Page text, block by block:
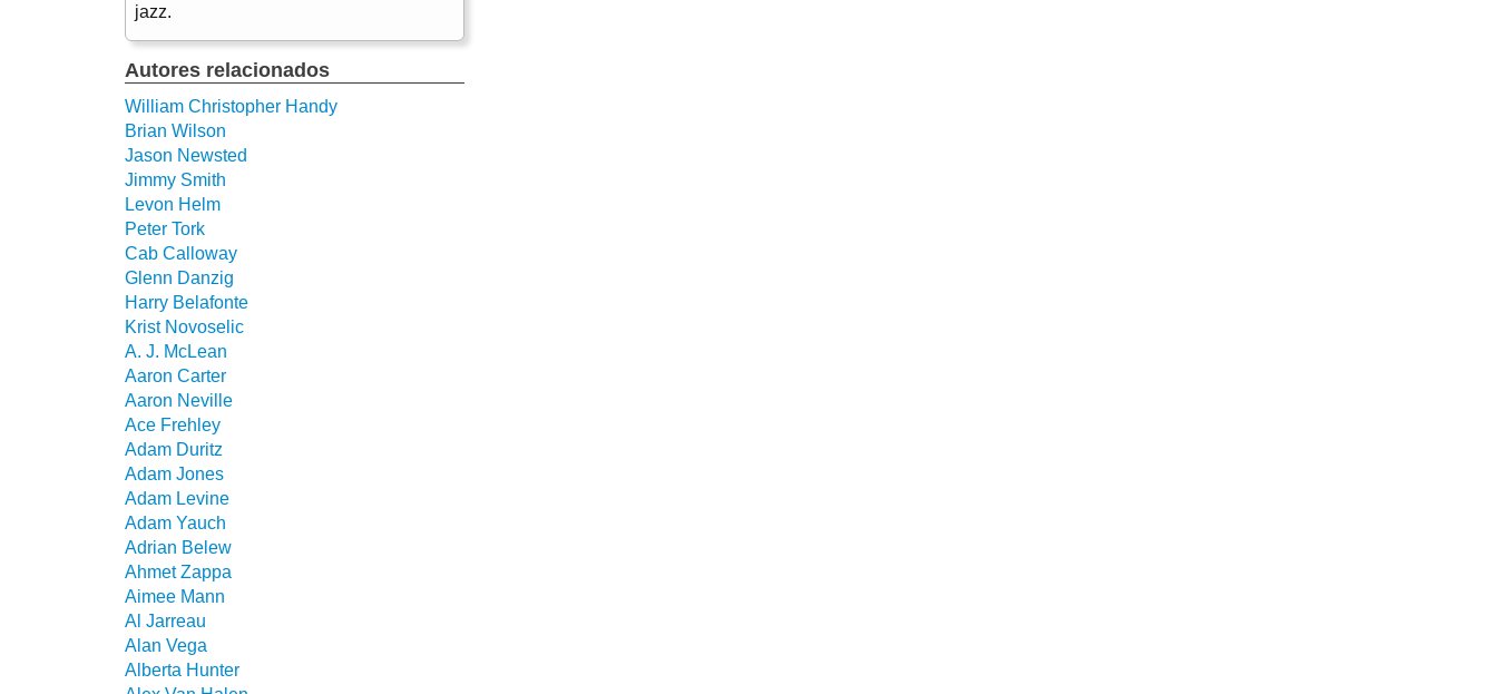
jazz.
Autores relacionados
William Christopher Handy
Brian Wilson
Jason Newsted
Jimmy Smith
Levon Helm
Peter Tork
Cab Calloway
Glenn Danzig
Harry Belafonte
Krist Novoselic
A. J. McLean
Aaron Carter
Aaron Neville
Ace Frehley
Adam Duritz
Adam Jones
Adam Levine
Adam Yauch
Adrian Belew
Ahmet Zappa
Aimee Mann
Al Jarreau
Alan Vega
Alberta Hunter